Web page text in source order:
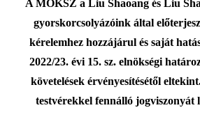
A MOKSZ a Liu Shaoang és Liu
gyorskorcsolyázóink által
kérelemhez hozzájárul és saját
2022/23. évi 15. sz. elnökségi
követelések érvényesítésétől
testvérekkel fennálló